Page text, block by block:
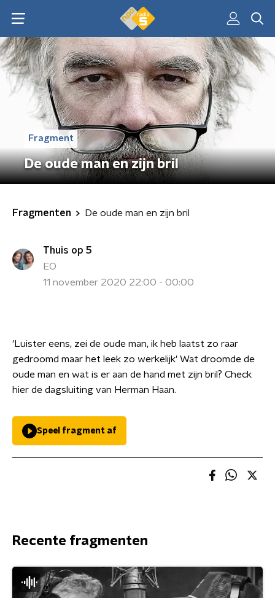
Fragment
De oude man en zijn bril
Fragmenten De oude man en zijn bril
Thuis op 5
EO
11 november 2020 22:00 - 00:00
'Luister eens, zei de oude man, ik heb laatst zo raar
gedroomd maar het leek zo werkelijk' Wat droomde de
oude man en wat is er aan de hand met zijn bril? Check
hier de dagsluiting van Herman Haan.
Speel fragment af
Recente fragmenten